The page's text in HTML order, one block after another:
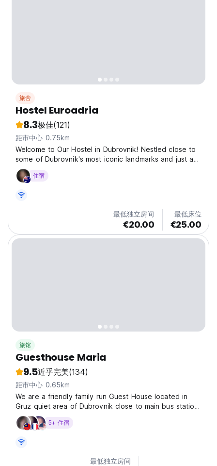
旅舍
Hostel Euroadria
8.3极佳(121)
距市中心 0.75km
Welcome to Our Hostel in Dubrovnik! Nestled close to
some of Dubrovnik's most iconic landmarks and just a
stone's throw from the main bus station, our hostel
offers a convenient and comfortable stay for travelers.
住宿
最低独立房间
€20.00
最低床位
€25.00
旅馆
Guesthouse Maria
9.5近乎完美(134)
距市中心 0.65km
We are a friendly family run Guest House located in
Gruz quiet area of Dubrovnik close to main bus station
and ferry port . We can offer you a simple, clean and
cheap accommodations. Accommodation Information
5+ 住宿
最低独立房间